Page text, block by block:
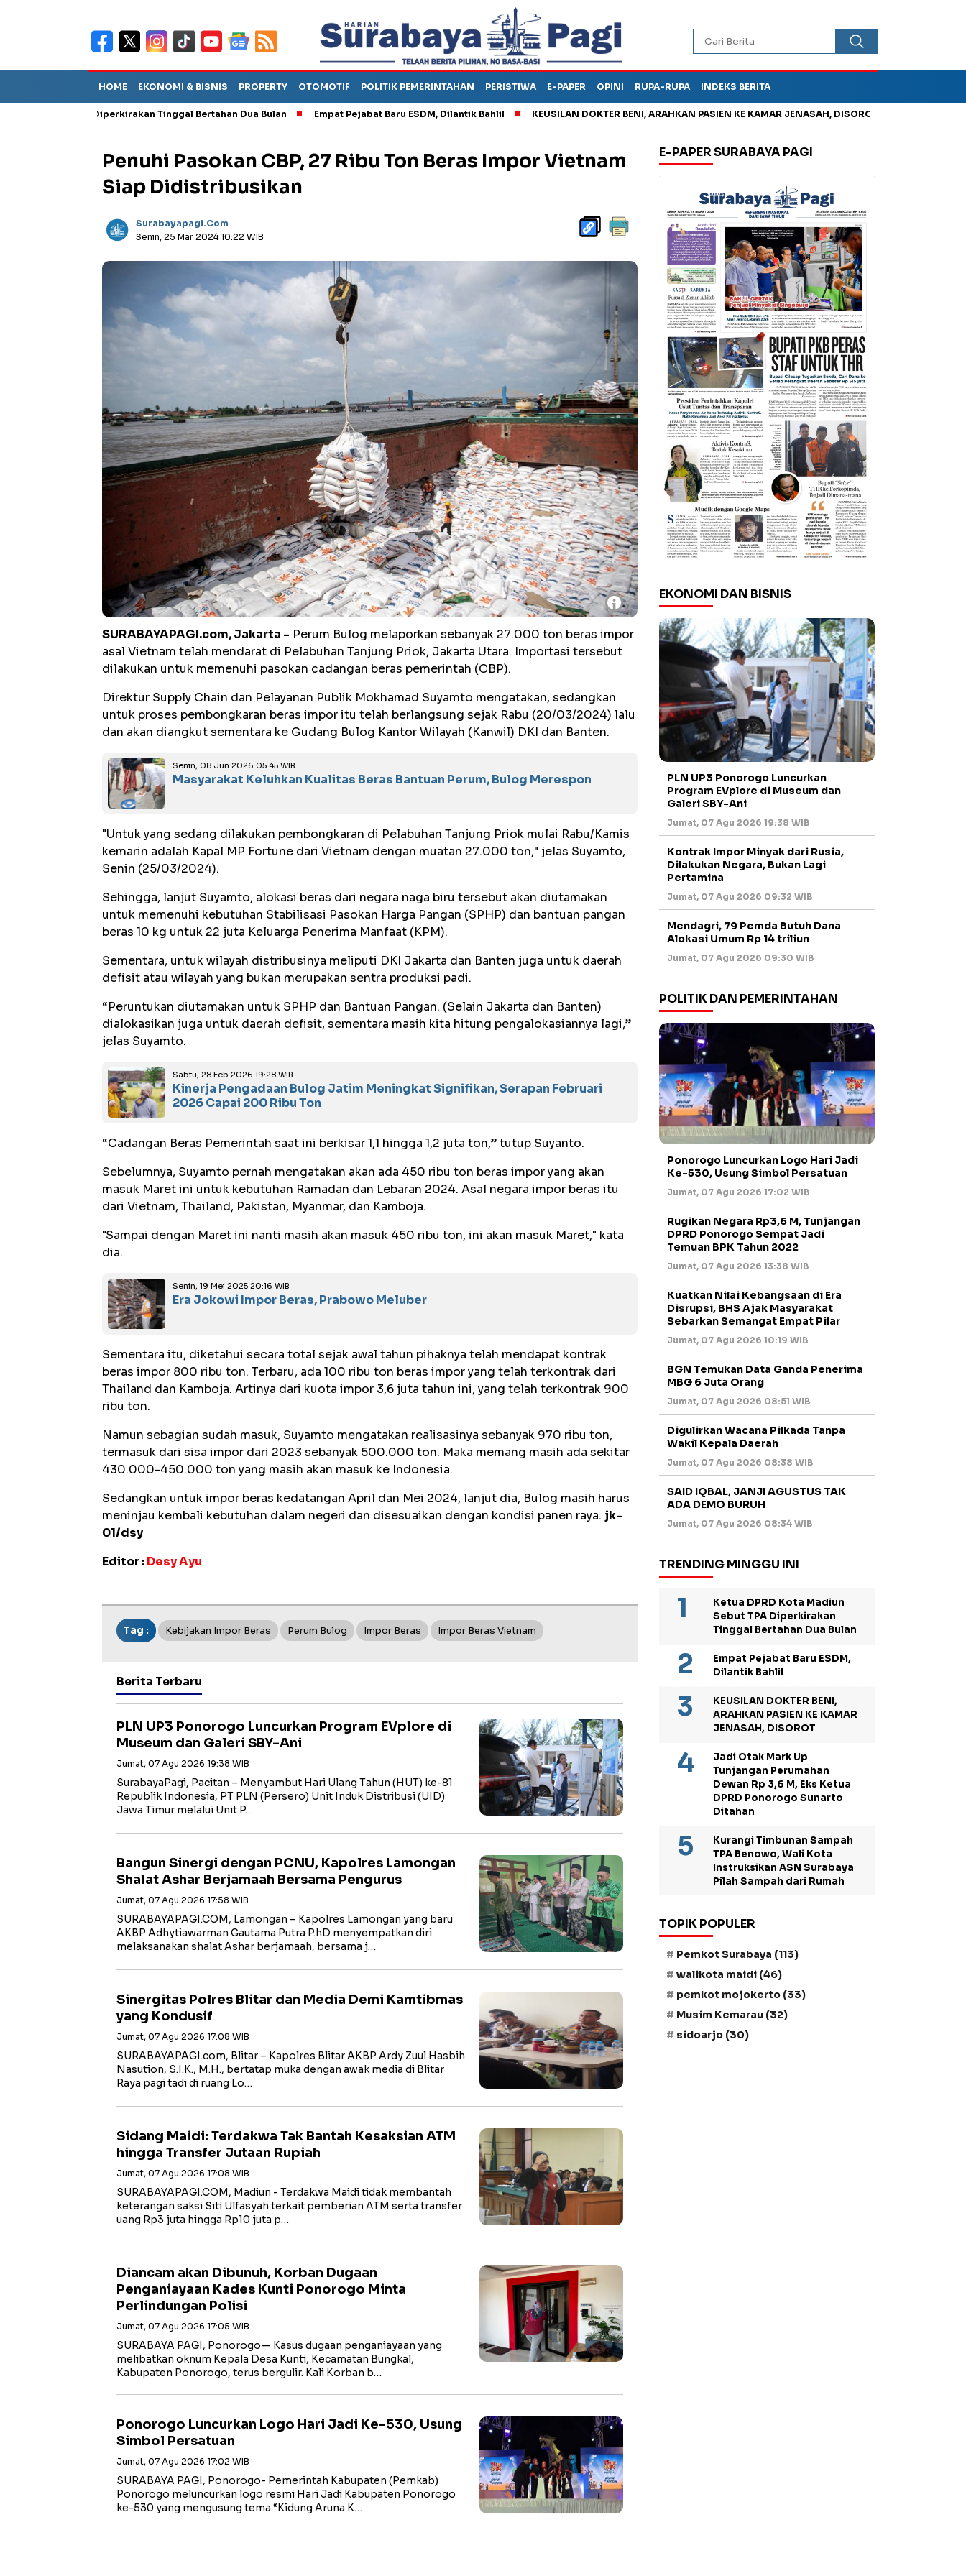
HOME EKONOMI & BISNIS PROPERTY OTOMOTIF POLITIK PEMERINTAHAN PERISTIWA E-PAPER OPINI RUPA-RUPA INDEKS BERITA
TPA Diperkirakan Tinggal Bertahan Dua Bulan Empat Pejabat Baru ESDM, Dilantik Bahlil KEUSILAN DOKTER BENI, ARAHKAN PASIEN KE KAMAR JENASAH, DISOROT Jadi Otak Mark Up
Penuhi Pasokan CBP, 27 Ribu Ton Beras Impor Vietnam
Siap Didistribusikan
Surabayapagi.com
Senin, 25 Mar 2024 10:22 WIB
i
SURABAYAPAGI.com, Jakarta - Perum Bulog melaporkan sebanyak 27.000 ton beras impor
asal Vietnam telah mendarat di Pelabuhan Tanjung Priok, Jakarta Utara. Importasi tersebut
dilakukan untuk memenuhi pasokan cadangan beras pemerintah (CBP).
Direktur Supply Chain dan Pelayanan Publik Mokhamad Suyamto mengatakan, sedangkan
untuk proses pembongkaran beras impor itu telah berlangsung sejak Rabu (20/03/2024) lalu
dan akan diangkut sementara ke Gudang Bulog Kantor Wilayah (Kanwil) DKI dan Banten.
Senin, 08 Jun 2026 05:45 WIB
Masyarakat Keluhkan Kualitas Beras Bantuan Perum, Bulog Merespon
"Untuk yang sedang dilakukan pembongkaran di Pelabuhan Tanjung Priok mulai Rabu/Kamis
kemarin adalah Kapal MP Fortune dari Vietnam dengan muatan 27.000 ton," jelas Suyamto,
Senin (25/03/2024).
Sehingga, lanjut Suyamto, alokasi beras dari negara naga biru tersebut akan diutamakan
untuk memenuhi kebutuhan Stabilisasi Pasokan Harga Pangan (SPHP) dan bantuan pangan
beras 10 kg untuk 22 juta Keluarga Penerima Manfaat (KPM).
Sementara, untuk wilayah distribusinya meliputi DKI Jakarta dan Banten juga untuk daerah
defisit atau wilayah yang bukan merupakan sentra produksi padi.
“Peruntukan diutamakan untuk SPHP dan Bantuan Pangan. (Selain Jakarta dan Banten)
dialokasikan juga untuk daerah defisit, sementara masih kita hitung pengalokasiannya lagi,”
jelas Suyamto.
Sabtu, 28 Feb 2026 19:28 WIB
Kinerja Pengadaan Bulog Jatim Meningkat Signifikan, Serapan Februari
2026 Capai 200 Ribu Ton
“Cadangan Beras Pemerintah saat ini berkisar 1,1 hingga 1,2 juta ton,” tutup Suyanto.
Sebelumnya, Suyamto pernah mengatakan akan ada 450 ribu ton beras impor yang akan
masuk Maret ini untuk kebutuhan Ramadan dan Lebaran 2024. Asal negara impor beras itu
dari Vietnam, Thailand, Pakistan, Myanmar, dan Kamboja.
"Sampai dengan Maret ini nanti masih akan masuk 450 ribu ton, ini akan masuk Maret," kata
dia.
Senin, 19 Mei 2025 20:16 WIB
Era Jokowi Impor Beras, Prabowo Meluber
Sementara itu, diketahui secara total sejak awal tahun pihaknya telah mendapat kontrak
beras impor 800 ribu ton. Terbaru, ada 100 ribu ton beras impor yang telah terkontrak dari
Thailand dan Kamboja. Artinya dari kuota impor 3,6 juta tahun ini, yang telah terkontrak 900
ribu ton.
Namun sebagian sudah masuk, Suyamto mengatakan realisasinya sebanyak 970 ribu ton,
termasuk dari sisa impor dari 2023 sebanyak 500.000 ton. Maka memang masih ada sekitar
430.000-450.000 ton yang masih akan masuk ke Indonesia.
Sedangkan untuk impor beras kedatangan April dan Mei 2024, lanjut dia, Bulog masih harus
meninjau kembali kebutuhan dalam negeri dan disesuaikan dengan kondisi panen raya. jk-
01/dsy
Editor :Desy Ayu
Tag : Kebijakan Impor Beras Perum Bulog Impor Beras Impor Beras Vietnam
Berita Terbaru
PLN UP3 Ponorogo Luncurkan Program EVplore di
Museum dan Galeri SBY-Ani
Jumat, 07 Agu 2026 19:38 WIB
SurabayaPagi, Pacitan – Menyambut Hari Ulang Tahun (HUT) ke-81
Republik Indonesia, PT PLN (Persero) Unit Induk Distribusi (UID)
Jawa Timur melalui Unit P…
Bangun Sinergi dengan PCNU, Kapolres Lamongan
Shalat Ashar Berjamaah Bersama Pengurus
Jumat, 07 Agu 2026 17:58 WIB
SURABAYAPAGI.COM, Lamongan – Kapolres Lamongan yang baru
AKBP Adhytiawarman Gautama Putra P.hD menyempatkan diri
melaksanakan shalat Ashar berjamaah, bersama j…
Sinergitas Polres Blitar dan Media Demi Kamtibmas
yang Kondusif
Jumat, 07 Agu 2026 17:08 WIB
SURABAYAPAGI.com, Blitar – Kapolres Blitar AKBP Ardy Zuul Hasbih
Nasution, S.I.K., M.H., bertatap muka dengan awak media di Blitar
Raya pagi tadi di ruang Lo…
Sidang Maidi: Terdakwa Tak Bantah Kesaksian ATM
hingga Transfer Jutaan Rupiah
Jumat, 07 Agu 2026 17:08 WIB
‎SURABAYAPAGI.COM, Madiun - Terdakwa Maidi tidak membantah
keterangan saksi Siti Ulfasyah terkait pemberian ATM serta transfer
uang Rp3 juta hingga Rp10 juta p…
Diancam akan Dibunuh, Korban Dugaan
Penganiayaan Kades Kunti Ponorogo Minta
Perlindungan Polisi
Jumat, 07 Agu 2026 17:05 WIB
SURABAYA PAGI, Ponorogo— Kasus dugaan penganiayaan yang
melibatkan oknum Kepala Desa Kunti, Kecamatan Bungkal,
Kabupaten Ponorogo, terus bergulir. Kali Korban b…
Ponorogo Luncurkan Logo Hari Jadi Ke-530, Usung
Simbol Persatuan
Jumat, 07 Agu 2026 17:02 WIB
SURABAYA PAGI, Ponorogo- Pemerintah Kabupaten (Pemkab)
Ponorogo meluncurkan logo resmi Hari Jadi Kabupaten Ponorogo
ke-530 yang mengusung tema “Kidung Aruna K…
E-PAPER SURABAYA PAGI
EKONOMI DAN BISNIS
PLN UP3 Ponorogo Luncurkan
Program EVplore di Museum dan
Galeri SBY-Ani
Jumat, 07 Agu 2026 19:38 WIB
Kontrak Impor Minyak dari Rusia,
Dilakukan Negara, Bukan Lagi
Pertamina
Jumat, 07 Agu 2026 09:32 WIB
Mendagri, 79 Pemda Butuh Dana
Alokasi Umum Rp 14 triliun
Jumat, 07 Agu 2026 09:30 WIB
POLITIK DAN PEMERINTAHAN
Ponorogo Luncurkan Logo Hari Jadi
Ke-530, Usung Simbol Persatuan
Jumat, 07 Agu 2026 17:02 WIB
Rugikan Negara Rp3,6 M, Tunjangan
DPRD Ponorogo Sempat Jadi
Temuan BPK Tahun 2022
Jumat, 07 Agu 2026 13:38 WIB
Kuatkan Nilai Kebangsaan di Era
Disrupsi, BHS Ajak Masyarakat
Sebarkan Semangat Empat Pilar
Jumat, 07 Agu 2026 10:19 WIB
BGN Temukan Data Ganda Penerima
MBG 6 Juta Orang
Jumat, 07 Agu 2026 08:51 WIB
Digulirkan Wacana Pilkada Tanpa
Wakil Kepala Daerah
Jumat, 07 Agu 2026 08:38 WIB
SAID IQBAL, JANJI AGUSTUS TAK
ADA DEMO BURUH
Jumat, 07 Agu 2026 08:34 WIB
TRENDING MINGGU INI
Ketua DPRD Kota Madiun
Sebut TPA Diperkirakan
Tinggal Bertahan Dua Bulan
Empat Pejabat Baru ESDM,
Dilantik Bahlil
KEUSILAN DOKTER BENI,
ARAHKAN PASIEN KE KAMAR
JENASAH, DISOROT
Jadi Otak Mark Up
Tunjangan Perumahan
Dewan Rp 3,6 M, Eks Ketua
DPRD Ponorogo Sunarto
Ditahan
Kurangi Timbunan Sampah
TPA Benowo, Wali Kota
Instruksikan ASN Surabaya
Pilah Sampah dari Rumah
TOPIK POPULER
Pemkot Surabaya (113)
walikota maidi (46)
pemkot mojokerto (33)
Musim Kemarau (32)
sidoarjo (30)